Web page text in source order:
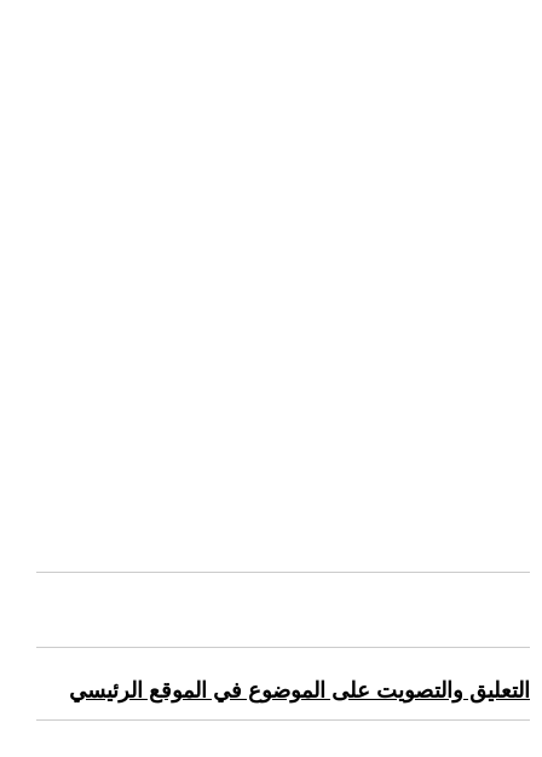
التعليق والتصويت على الموضوع في الموقع الرئيسي